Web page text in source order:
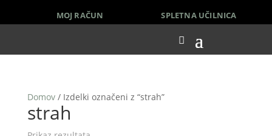
MOJ RAČUN SPLETNA UČILNICA
Domov/ Izdelki označeni z “strah”
strah